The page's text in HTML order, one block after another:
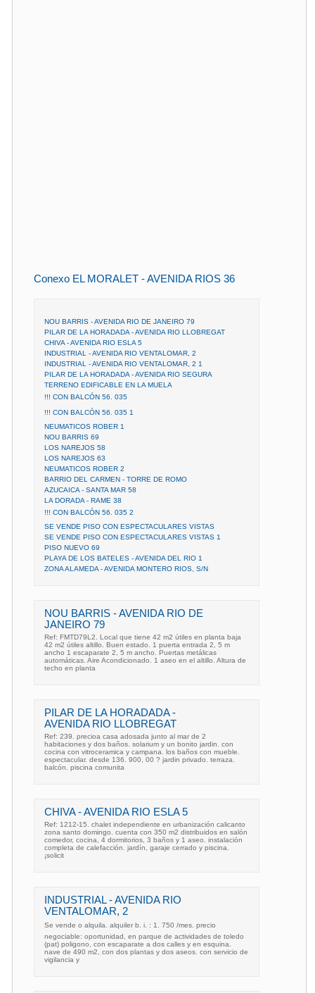
Conexo EL MORALET - AVENIDA RIOS 36
NOU BARRIS - AVENIDA RIO DE JANEIRO 79
PILAR DE LA HORADADA - AVENIDA RIO LLOBREGAT
CHIVA - AVENIDA RIO ESLA 5
INDUSTRIAL - AVENIDA RIO VENTALOMAR, 2
INDUSTRIAL - AVENIDA RIO VENTALOMAR, 2 1
PILAR DE LA HORADADA - AVENIDA RIO SEGURA
TERRENO EDIFICABLE EN LA MUELA
!!! CON BALCÓN 56. 035
!!! CON BALCÓN 56. 035 1
NEUMATICOS ROBER 1
NOU BARRIS 69
LOS NAREJOS 58
LOS NAREJOS 63
NEUMATICOS ROBER 2
BARRIO DEL CARMEN - TORRE DE ROMO
AZUCAICA - SANTA MAR 58
LA DORADA - RAME 38
!!! CON BALCÓN 56. 035 2
SE VENDE PISO CON ESPECTACULARES VISTAS
SE VENDE PISO CON ESPECTACULARES VISTAS 1
PISO NUEVO 69
PLAYA DE LOS BATELES - AVENIDA DEL RIO 1
ZONA ALAMEDA - AVENIDA MONTERO RIOS, S/N
NOU BARRIS - AVENIDA RIO DE
JANEIRO 79
Ref: FMTD79L2. Local que tiene 42 m2 útiles en planta baja
42 m2 útiles altillo. Buen estado. 1 puerta entrada 2, 5 m
ancho 1 escaparate 2, 5 m ancho. Puertas metálicas
automáticas. Aire Acondicionado. 1 aseo en el altillo. Altura de
techo en planta
PILAR DE LA HORADADA -
AVENIDA RIO LLOBREGAT
Ref: 239. precioa casa adosada junto al mar de 2
habitaciones y dos baños. solarium y un bonito jardin. con
cocina con vitroceramica y campana. los baños con mueble.
espectacular. desde 136. 900, 00 ? jardin privado. terraza.
balcón. piscina comunita
CHIVA - AVENIDA RIO ESLA 5
Ref: 1212-15. chalet independiente en urbanización calicanto
zona santo domingo. cuenta con 350 m2 distribuidos en salón
comedor, cocina, 4 dormitorios, 3 baños y 1 aseo. instalación
completa de calefacción. jardín, garaje cerrado y piscina.
¡solicit
INDUSTRIAL - AVENIDA RIO
VENTALOMAR, 2
Se vende o alquila. alquiler b. i. : 1. 750 /mes. precio
negociable: oportunidad, en parque de actividades de toledo
(pat) poligono, con escaparate a dos calles y en esquina.
nave de 490 m2, con dos plantas y dos aseos. con servicio de
vigilancia y